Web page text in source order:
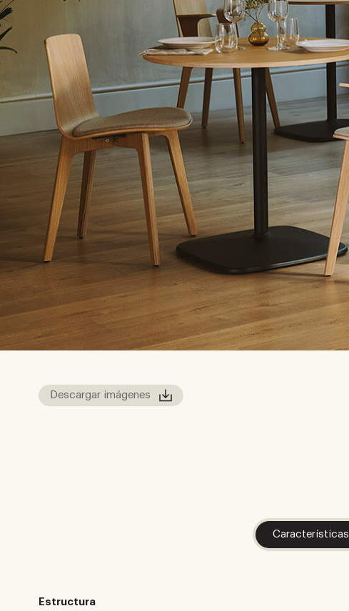
Descargar imágenes
Características
Estructura